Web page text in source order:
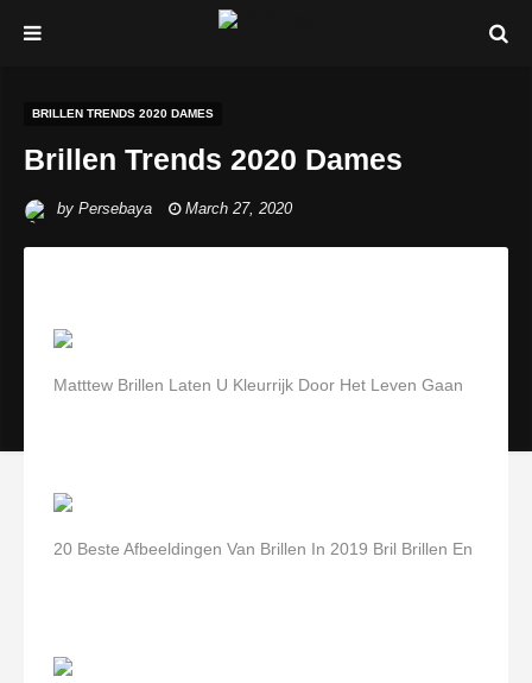
BRILLEN TRENDS 2020 DAMES
Brillen Trends 2020 Dames
by Persebaya March 27, 2020
Matttew Brillen Laten U Kleurrijk Door Het Leven Gaan
20 Beste Afbeeldingen Van Brillen In 2019 Bril Brillen En